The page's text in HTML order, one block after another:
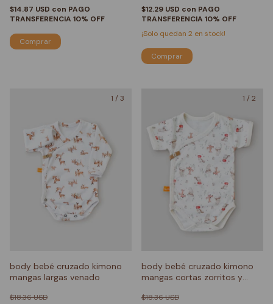
$14.87 USD con PAGO
TRANSFERENCIA 10% OFF
Comprar
$12.29 USD con PAGO
TRANSFERENCIA 10% OFF
¡Solo quedan 2 en stock!
Comprar
1 / 3
body bebé cruzado kimono
mangas largas venado
$18.36 USD
1 / 2
body bebé cruzado kimono
mangas cortas zorritos y
$18.36 USD